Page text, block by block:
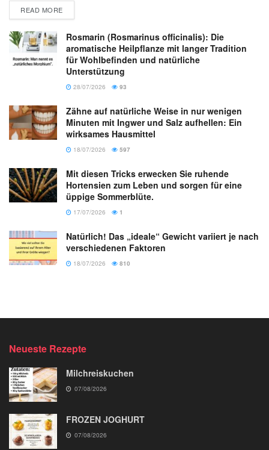
READ MORE
Rosmarin (Rosmarinus officinalis): Die
aromatische Heilpflanze mit langer Tradition
für Wohlbefinden und natürliche
Unterstützung
28/07/2026 93
Zähne auf natürliche Weise in nur wenigen
Minuten mit Ingwer und Salz aufhellen: Ein
wirksames Hausmittel
18/07/2026 597
Mit diesen Tricks erwecken Sie ruhende
Hortensien zum Leben und sorgen für eine
üppige Sommerblüte.
17/07/2026 1
Natürlich! Das „ideale“ Gewicht variiert je nach
verschiedenen Faktoren
18/07/2026 810
Neueste Rezepte
Milchreiskuchen
07/08/2026
FROZEN JOGHURT
07/08/2026